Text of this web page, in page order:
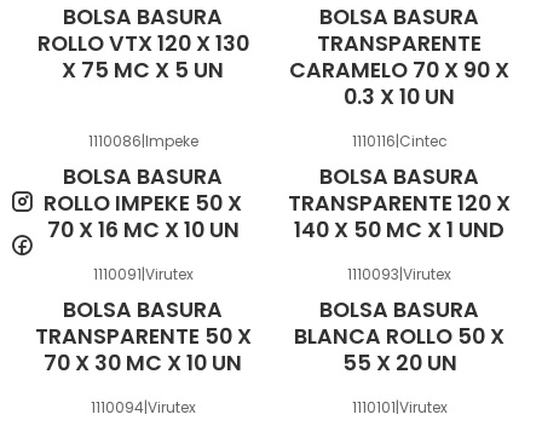
BOLSA BASURA
ROLLO VTX 120 X 130
X 75 MC X 5 UN
BOLSA BASURA
TRANSPARENTE
CARAMELO 70 X 90 X
0.3 X 10 UN
1110086|Impeke
BOLSA BASURA
ROLLO IMPEKE 50 X
70 X 16 MC X 10 UN
1110116|Cintec
BOLSA BASURA
TRANSPARENTE 120 X
140 X 50 MC X 1 UND
1110091|Virutex
BOLSA BASURA
TRANSPARENTE 50 X
70 X 30 MC X 10 UN
1110093|Virutex
BOLSA BASURA
BLANCA ROLLO 50 X
55 X 20 UN
1110094|Virutex 1110101 Virutex